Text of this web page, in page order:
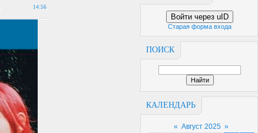
Войти через uID
Старая форма входа
ПОИСК
КАЛЕНДАРЬ
« Август 2025 »
14:56